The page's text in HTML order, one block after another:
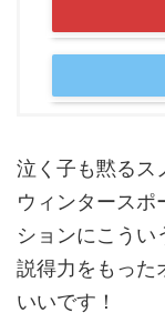
泣く子も黙るス
ウィンタースポ
ションにこうい
説得力をもった
いいです！